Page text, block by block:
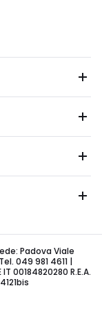
Padova Viale
049 981 4611 |
00184820280 R.E.A.